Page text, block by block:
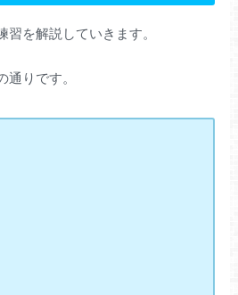
を解説していきます。
通りです。